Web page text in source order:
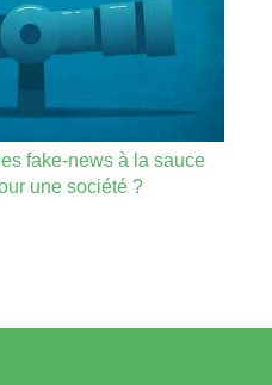
fake-news à la sauce
une société ?